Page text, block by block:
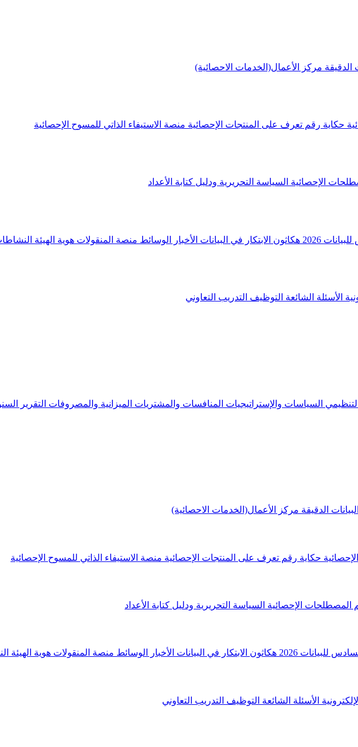
الدقيقة مركز الأعمال(الخدمات الاحصائية)
حكاية رقم تعرف على المنتجات الإحصائية منصة الاستيفاء الذاتي للمسوح الإحصائية
الإحصائية السياسة التحريرية ودليل كتابة الأعداد
2026 هكاثون الابتكار في البيانات الأخبار الوسائط منصة المنقولات هوية الهيئة
الأسئلة الشائعة التوظيف التدريب التعاوني
السياسات والإستراتيجيات المنافسات والمشتريات الميزانية والمصروفات التقرير
الدقيقة مركز الأعمال(الخدمات الاحصائية)
حكاية رقم تعرف على المنتجات الإحصائية منصة الاستيفاء الذاتي للمسوح الإحصائية
المصطلحات الإحصائية السياسة التحريرية ودليل كتابة الأعداد
للبيانات 2026 هكاثون الابتكار في البيانات الأخبار الوسائط منصة المنقولات هوية الهيئة
الأسئلة الشائعة التوظيف التدريب التعاوني